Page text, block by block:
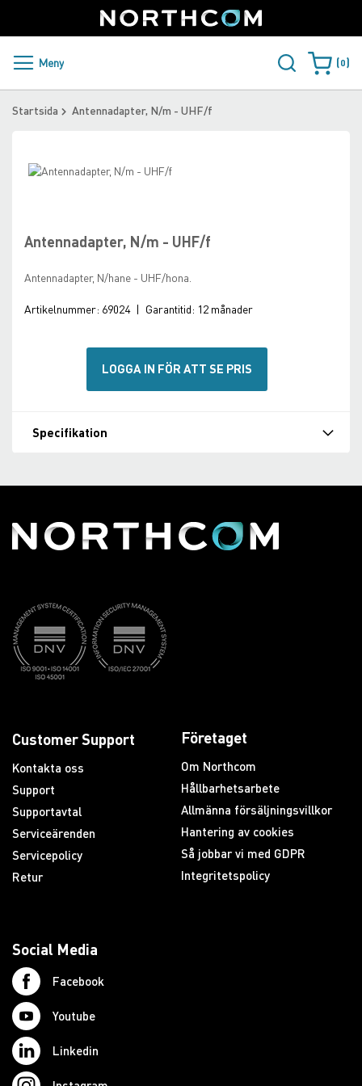
to
Content
Sweden
PRODUKTER OCH LÖSNINGAR
ÅTERFÖRSÄLJARE
Meny Varukorgen
0
Startsida Antennadapter, N/m - UHF/f
Antennadapter, N/m - UHF/f
Antennadapter, N/hane - UHF/hona.
Artikelnummer: 69024 | Garantitid: 12 månader
LOGGA IN FÖR ATT SE PRIS
Skip
of
the
gallery
beginning
of
images
Specifikation
Customer Support
Kontakta oss
Support
Supportavtal
Serviceärenden
Servicepolicy
Retur
Företaget
Om Northcom
Hållbarhetsarbete
Allmänna försäljningsvillkor
Hantering av cookies
Så jobbar vi med GDPR
Integritetspolicy
Social Media
Facebook
Youtube
Linkedin